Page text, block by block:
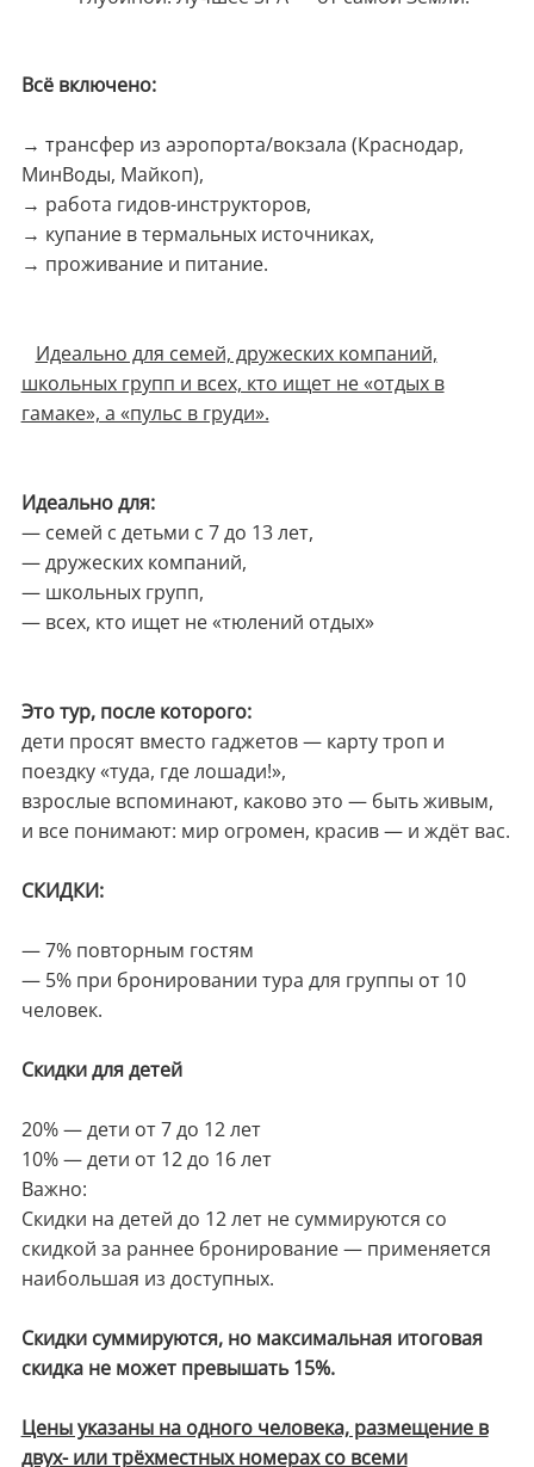
Всё включено:
→ трансфер из аэропорта/вокзала (Краснодар,
МинВоды, Майкоп),
→ работа гидов-инструкторов,
→ купание в термальных источниках,
→ проживание и питание.
Идеально для семей, дружеских компаний,
школьных групп и всех, кто ищет не «отдых в
гамаке», а «пульс в груди».
Идеально для:
— семей с детьми с 7 до 13 лет,
— дружеских компаний,
— школьных групп,
— всех, кто ищет не «тюлений отдых»
Это тур, после которого:
дети просят вместо гаджетов — карту троп и
поездку «туда, где лошади!»,
взрослые вспоминают, каково это — быть живым,
и все понимают: мир огромен, красив — и ждёт вас.
СКИДКИ:
— 7% повторным гостям
— 5% при бронировании тура для группы от 10
человек.
Скидки для детей
20% — дети от 7 до 12 лет
10% — дети от 12 до 16 лет
Важно:
Скидки на детей до 12 лет не суммируются со
скидкой за раннее бронирование — применяется
наибольшая из доступных.
Скидки суммируются, но максимальная итоговая
скидка не может превышать 15%.
Цены указаны на одного человека, размещение в
двух- или трёхместных номерах со всеми